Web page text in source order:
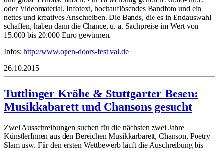
oder Videomaterial, Infotext, hochauflösendes Bandfoto und ein
nettes und kreatives Anschreiben. Die Bands, die es in Endauswahl
schaffen, haben dann die Chance, u. a. Sachpreise im Wert von
15.000 bis 20.000 Euro gewinnen.
Infos: http://www.open-doors-festival.de
26.10.2015
Tuttlinger Krähe & Stuttgarter Besen:
Musikkabarett und Chansons gesucht
Zwei Ausschreibungen suchen für die nächsten zwei Jahre
KünstlerInnen aus den Bereichen Musikkarbarett, Chanson, Poetry
Slam usw. Für den ersten Wettbewerb läuft die Auschreibung bis